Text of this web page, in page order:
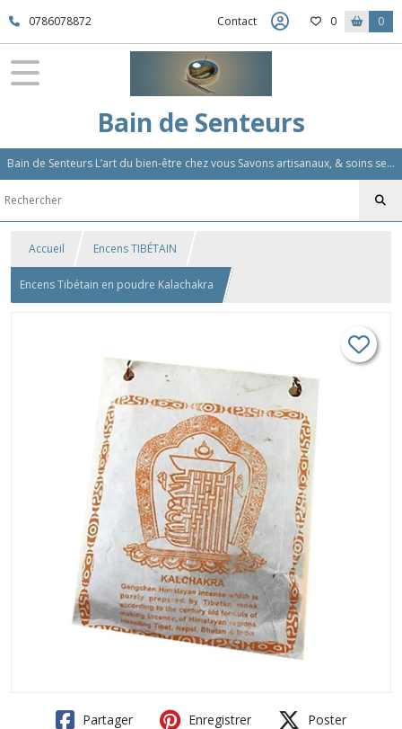
0786078872 Contact 0 0
Bain de Senteurs
Bain de Senteurs L’art du bien-être chez vous Savons artisanaux, & soins sensoriels, Aromathérapie et Parfums d'Ambiance,Soin Des Cheveux
Accueil Encens TIBÉTAIN
Encens Tibétain en poudre Kalachakra
Partager Enregistrer Poster